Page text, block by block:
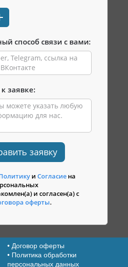
способ связи с вами:
заявке:
заявку
иСогласие на
и согласен(а) с
оферты.
Договор оферты
Политика обработки
персональных данных